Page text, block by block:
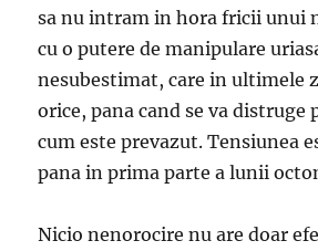
sa nu intram in hora fricii unui
cu o putere de manipulare
nesubestimat, care in ultimele
orice, pana cand se va distruge
cum este prevazut. Tensiunea
pana in prima parte a lunii
Nicio nenorocire nu are doar